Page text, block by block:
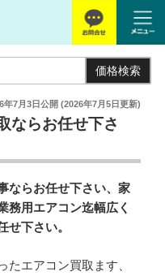
価格検索
年7月3日公開 (2026年7月5日更新)
ならお任せ下さ
ならお任せ下さい、家
務用エアコン迄幅広く
せ下さい。
たエアコン買取ます、